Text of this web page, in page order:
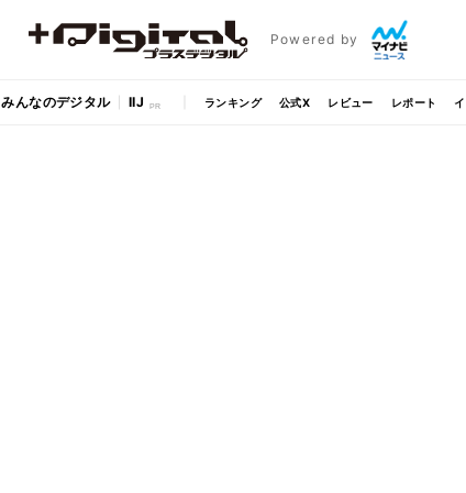
Powered by
みんなのデジタル IIJ ランキング 公式X レビュー レポート